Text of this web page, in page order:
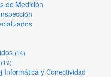
de Medición
(14)
(19)
Informática y Conectividad